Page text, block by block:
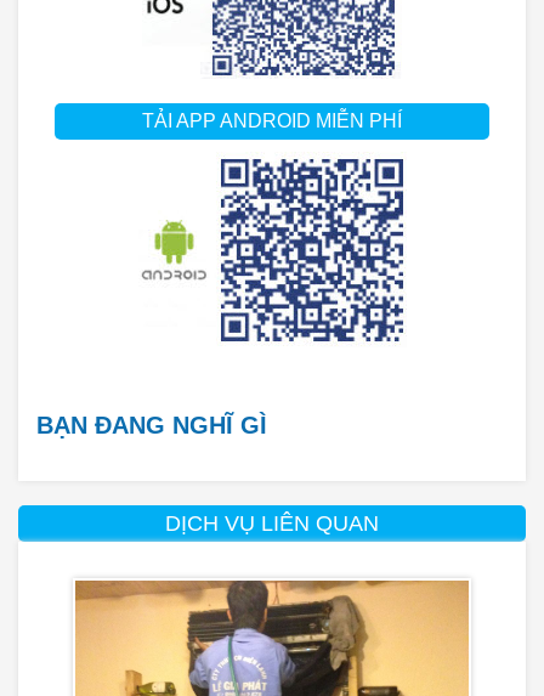
TẢI APP ANDROID MIỄN PHÍ
BẠN ĐANG NGHĨ GÌ
DỊCH VỤ LIÊN QUAN